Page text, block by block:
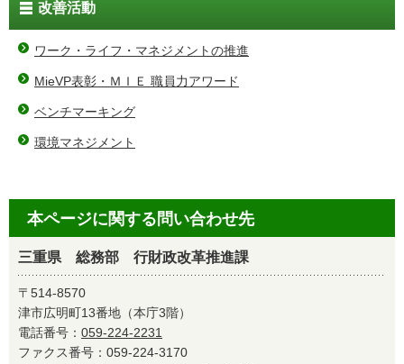
改善活動
ワーク・ライフ・マネジメントの推進
MieVP表彰・ＭＩＥ 職員力アワード
ベンチマーキング
環境マネジメント
本ページに関する問い合わせ先
三重県 総務部 行財政改革推進課
〒514-8570
津市広明町13番地（本庁3階）
電話番号： 059-224-2231
ファクス番号：059-224-3170